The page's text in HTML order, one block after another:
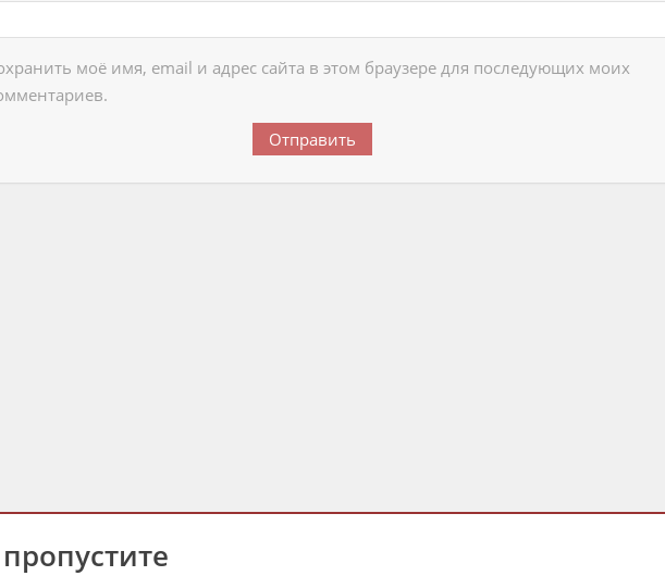
моё имя, email и адрес сайта в этом браузере для последующих моих